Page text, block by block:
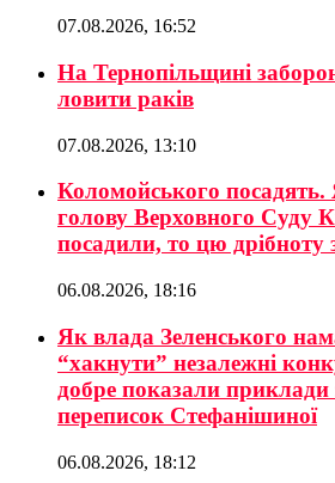
07.08.2026, 16:52
На Тернопільщині
ловити раків
07.08.2026, 13:10
Коломойського
голову Верховного Суду
посадили, то цю дрібноту
06.08.2026, 18:16
Як влада Зеленського
“хакнути” незалежні
добре показали приклади
переписок Стефанішиної
06.08.2026, 18:12